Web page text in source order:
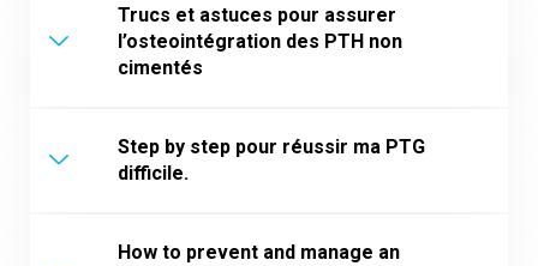
Trucs et astuces pour assurer
l’osteointégration des PTH non
cimentés
Step by step pour réussir ma PTG
difficile.
How to prevent and manage an